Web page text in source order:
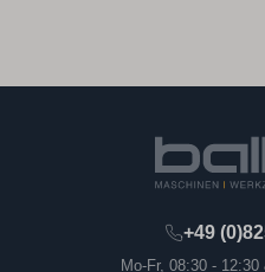
+49
Mo-Fr, 08:30 -